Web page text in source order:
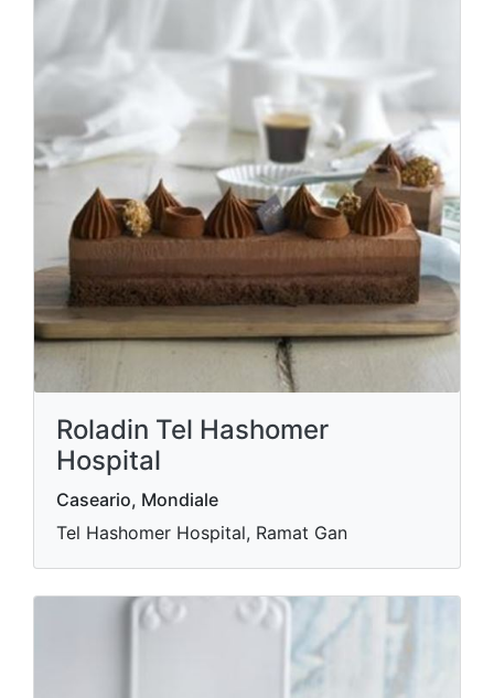
Roladin Tel Hashomer
Hospital
Caseario, Mondiale
Tel Hashomer Hospital, Ramat Gan